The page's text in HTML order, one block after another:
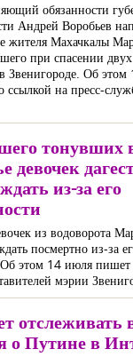
обязанности
Андрей Воробьев
жителя Махачкалы
при спасении
Звенигороде. Об
на пресс-
тонувших
девочек
из-за его
из водоворота
посмертно из-за
этом 14 июля пишет
мэрии
отслеживать
о Путине в